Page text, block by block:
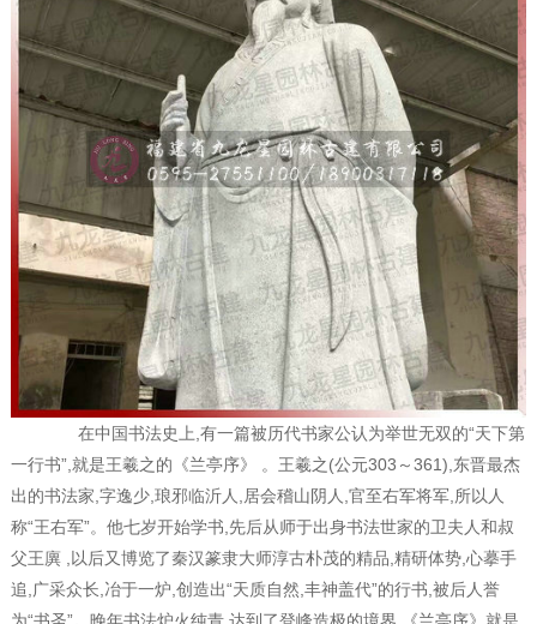
在中国书法史上,有一篇被历代书家公认为举世无双的“天下第
一行书”,就是王羲之的《兰亭序》 。王羲之(公元303～361),东晋最杰
出的书法家,字逸少,琅邪临沂人,居会稽山阴人,官至右军将军,所以人
称“王右军”。他七岁开始学书,先后从师于出身书法世家的卫夫人和叔
父王廙 ,以后又博览了秦汉篆隶大师淳古朴茂的精品,精研体势,心摹手
追,广采众长,冶于一炉,创造出“天质自然,丰神盖代”的行书,被后人誉